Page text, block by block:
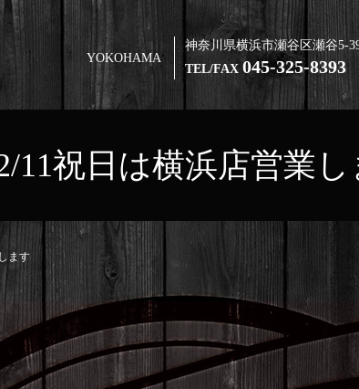
YOKOHAMA
神奈川県横浜市瀬谷区瀬谷5-
TEL/FAX045-325-8393
11祝日は横浜店営業し
ます